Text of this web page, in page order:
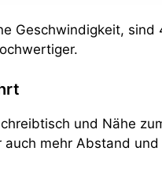
Geschwindigkeit,
und Nähe
mehr Abstand und